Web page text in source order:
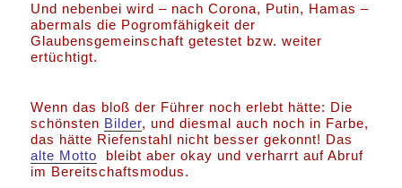
Und nebenbei wird – nach Corona, Putin, Hamas –
abermals die Pogromfähigkeit der
Glaubensgemeinschaft getestet bzw. weiter
ertüchtigt.
Wenn das bloß der Führer noch erlebt hätte: Die
schönsten Bilder, und diesmal auch noch in Farbe,
das hätte Riefenstahl nicht besser gekonnt! Das
alte Motto bleibt aber okay und verharrt auf Abruf
im Bereitschaftsmodus.